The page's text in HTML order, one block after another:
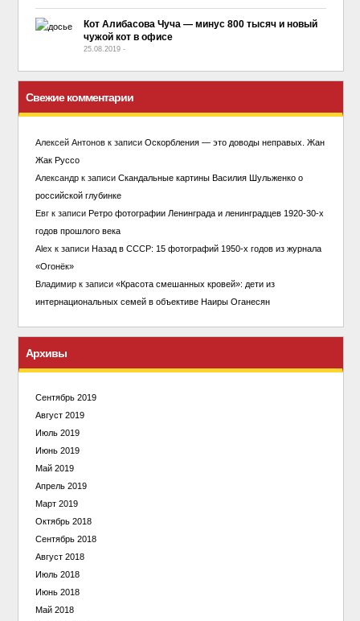
Кот Алибасова Чуча — минус 800 тысяч и новый
чужой кот в офисе
25.08.2019 -
Свежие комментарии
Алексей Антоновк записи Оскорбления — это доводы неправых. Жан
Жак Руссо
Александрк записи Скандальные картины Василия Шульженко о
российской глубинке
Евгк записи Ретро фотографии Ленинграда и ленинградцев 1920-30-х
годов прошлого века
Alex к записи Назад в СССР: 15 фотографий 1950-х годов из журнала
«Огонёк»
Владимирк записи «Красота смешанных кровей»: дети из
интернациональных семей в объективе Наиры Оганесян
Архивы
Сентябрь 2019
Август 2019
Июль 2019
Июнь 2019
Май 2019
Апрель 2019
Март 2019
Октябрь 2018
Сентябрь 2018
Август 2018
Июль 2018
Июнь 2018
Май 2018